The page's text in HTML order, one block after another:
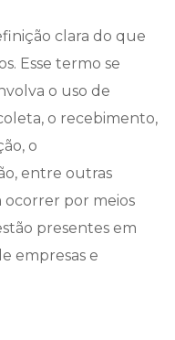
clara do que
Esse termo se
o uso de
o recebimento,
o
entre outras
ocorrer por meios
presentes em
empresas e